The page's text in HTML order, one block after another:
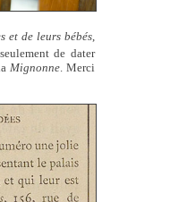
et de leurs bébés
de dater
Mignonne. Merci